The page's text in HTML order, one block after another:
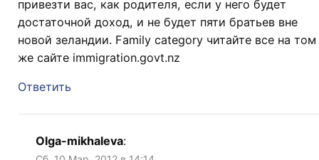
привезти вас, как родителя, если у него будет
достаточной доход, и не будет пяти братьев вне
новой зеландии. Family category читайте все на том
же сайте immigration.govt.nz
Ответить
Olga-mikhaleva: